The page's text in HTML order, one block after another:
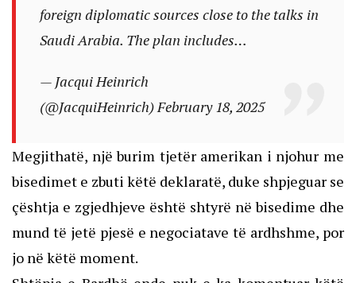
foreign diplomatic sources close to the talks in
Saudi Arabia. The plan includes…
— Jacqui Heinrich
(@JacquiHeinrich)February 18, 2025
Megjithatë, një burim tjetër amerikan i njohur me
bisedimet e zbuti këtë deklaratë, duke shpjeguar se
çështja e zgjedhjeve është shtyrë në bisedime dhe
mund të jetë pjesë e negociatave të ardhshme, por
jo në këtë moment.